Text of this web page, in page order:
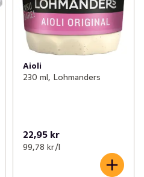
Aioli
230 ml, Lohmanders
22,95 kr
99,78 kr /l